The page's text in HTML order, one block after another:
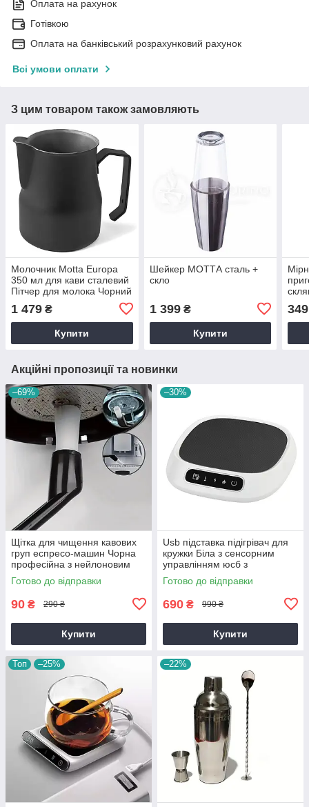
Оплата на рахунок
Готівкою
Оплата на банківський розрахунковий рахунок
Всі умови оплати
З цим товаром також замовляють
Молочник Motta Europa
350 мл для кави сталевий
Пітчер для молока Чорний
1 479 ₴
Купити
Шейкер МОТТА сталь +
скло
1 399₴
Купити
349
Акційні пропозиції та новинки
–69%
Щітка для чищення кавових
груп еспресо-машин Чорна
професійна з нейлоновим
ворсом для групи для
прибирання кавових відходів
Готово до відправки
90 ₴ 290 ₴
Купити
–30%
Usb підставка підігрівач для
кружки Біла з сенсорним
управлінням юсб з
регулюванням температури
Готово до відправки
690 ₴ 990 ₴
Купити
Топ –25% –22%